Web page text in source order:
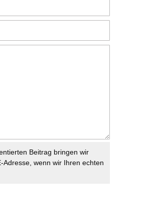
Beitrag bringen wir
wenn wir Ihren echten